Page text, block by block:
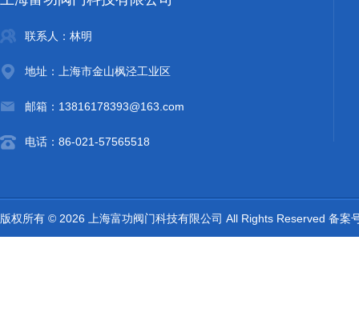
联系人：林明
地址：上海市金山枫泾工业区
邮箱：13816178393@163.com
电话：86-021-57565518
版权所有 © 2026 上海富功阀门科技有限公司 All Rights Reserved 备案